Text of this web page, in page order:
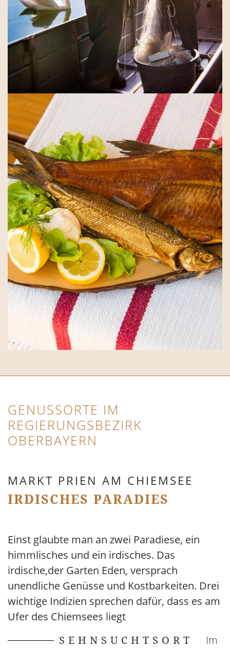
GENUSSORTE IM
REGIERUNGSBEZIRK
OBERBAYERN
MARKT PRIEN AM CHIEMSEE
IRDISCHES PARADIES
Einst glaubte man an zwei Paradiese, ein
himmlisches und ein irdisches. Das
irdische,der Garten Eden, versprach
unendliche Genüsse und Kostbarkeiten. Drei
wichtige Indizien sprechen dafür, dass es am
Ufer des Chiemsees liegt
SEHNSUCHTSORT
Im